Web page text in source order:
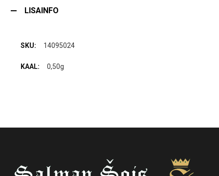
LISAINFO
14095024
0,50g